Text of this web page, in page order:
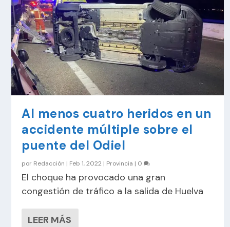
Al menos cuatro heridos en un
accidente múltiple sobre el
puente del Odiel
por Redacción | Feb 1, 2022 | Provincia | 0
El choque ha provocado una gran
congestión de tráfico a la salida de Huelva
LEER MÁS